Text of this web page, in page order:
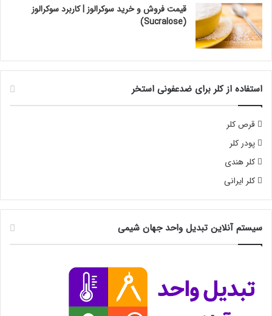
قیمت فروش و خرید سوکرالوز | کاربرد سوکرالوز
(Sucralose)
استفاده از کلر برای ضدعفونی استخر
قرص کلر
پودر کلر
کلر هندی
کلر ایرانی
سیستم آنلاین تبدیل واحد جهان شیمی